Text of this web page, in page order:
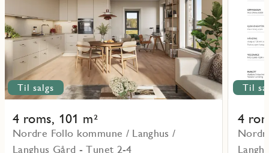
Til salgs
4 roms, 101 m²
Nordre Follo kommune / Langhus /
Langhus Gård - Tunet 2-4
0201
Til
4